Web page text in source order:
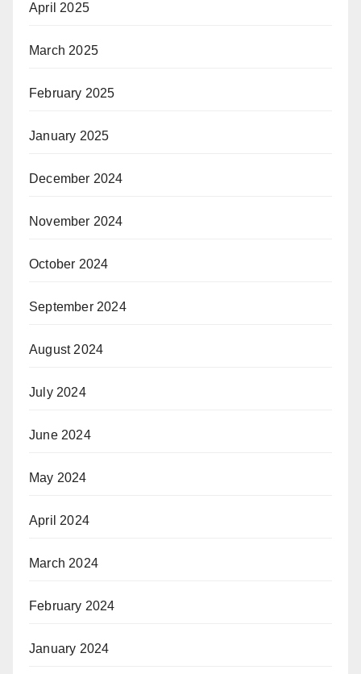
April 2025
March 2025
February 2025
January 2025
December 2024
November 2024
October 2024
September 2024
August 2024
July 2024
June 2024
May 2024
April 2024
March 2024
February 2024
January 2024